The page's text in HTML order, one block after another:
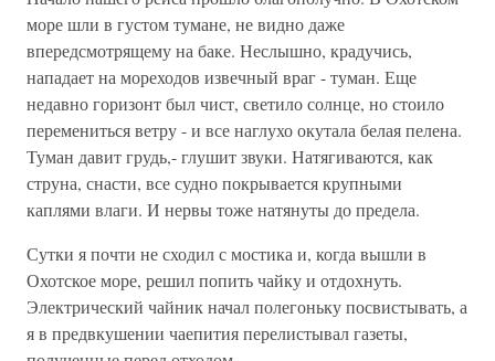
море шли в густом тумане, не видно даже
впередсмотрящему на баке. Неслышно, крадучись,
нападает на мореходов извечный враг - туман. Еще
недавно горизонт был чист, светило солнце, но стоило
перемениться ветру - и все наглухо окутала белая пелена.
Туман давит грудь,- глушит звуки. Натягиваются, как
струна, снасти, все судно покрывается крупными
каплями влаги. И нервы тоже натянуты до предела.
Сутки я почти не сходил с мостика и, когда вышли в
Охотское море, решил попить чайку и отдохнуть.
Электрический чайник начал полегоньку посвистывать, а
я в предвкушении чаепития перелистывал газеты,